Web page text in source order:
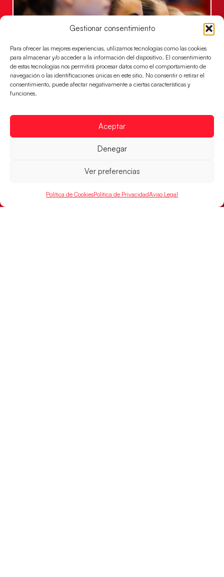
Gestionar consentimiento
Para ofrecer las mejores experiencias, utilizamos tecnologías como las cookies
para almacenar y/o acceder a la información del dispositivo. El consentimiento
de estas tecnologías nos permitirá procesar datos como el comportamiento de
navegación o las identificaciones únicas en este sitio. No consentir o retirar el
consentimiento, puede afectar negativamente a ciertas características y
funciones.
Aceptar
Denegar
Ver preferencias
Política de CookiesPolítica de PrivacidadAviso Legal
Las Guerreras Juveniles lucharán por el oro
El conjunto dirigido por Cristina Cabeza se lleva la
victoria en las semifinales contra Egipto y luchará por
el oro